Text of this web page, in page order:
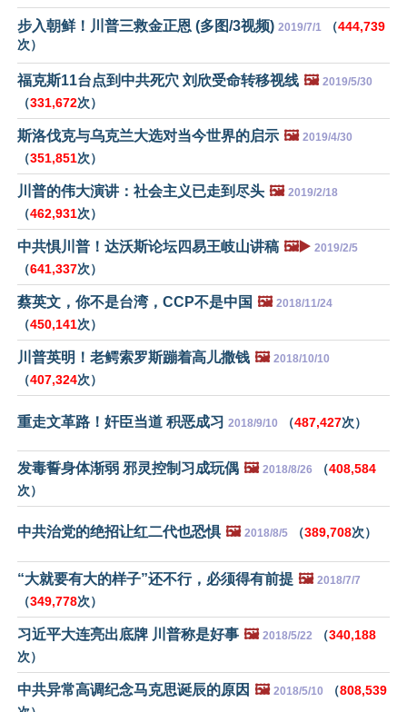
步入朝鲜！川普三救金正恩 (多图/3视频) 2019/7/1 （444,739
次）
福克斯11台点到中共死穴 刘欣受命转移视线 🖼️ 2019/5/30
（331,672次）
斯洛伐克与乌克兰大选对当今世界的启示 🖼️ 2019/4/30
（351,851次）
川普的伟大演讲：社会主义已走到尽头 🖼️ 2019/2/18
（462,931次）
中共惧川普！达沃斯论坛四易王岐山讲稿 🖼️▶️ 2019/2/5
（641,337次）
蔡英文，你不是台湾，CCP不是中国 🖼️ 2018/11/24
（450,141次）
川普英明！老鳄索罗斯蹦着高儿撒钱 🖼️ 2018/10/10
（407,324次）
重走文革路！奸臣当道 积恶成习 2018/9/10 （487,427次）
发毒誓身体渐弱 邪灵控制习成玩偶 🖼️ 2018/8/26 （408,584
次）
中共治党的绝招让红二代也恐惧 🖼️ 2018/8/5 （389,708次）
“大就要有大的样子”还不行，必须得有前提 🖼️ 2018/7/7
（349,778次）
习近平大连亮出底牌 川普称是好事 🖼️ 2018/5/22 （340,188
次）
中共异常高调纪念马克思诞辰的原因 🖼️ 2018/5/10 （808,539